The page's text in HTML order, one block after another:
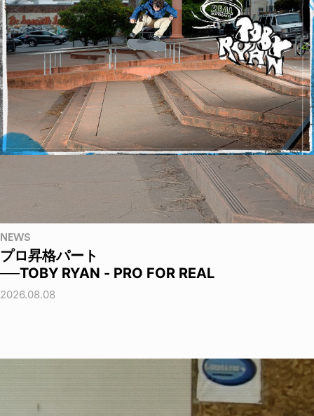
NEWS
プロ昇格パート
──TOBY RYAN - PRO FOR REAL
2026.08.08